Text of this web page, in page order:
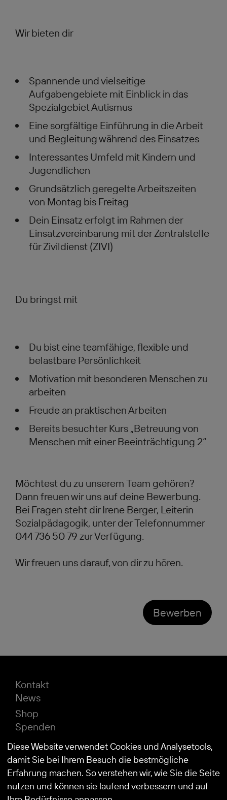
Wir bieten dir
Spannende und vielseitige
Aufgabengebiete mit Einblick in das
Spezialgebiet Autismus
Eine sorgfältige Einführung in die Arbeit
und Begleitung während des Einsatzes
Interessantes Umfeld mit Kindern und
Jugendlichen
Grundsätzlich geregelte Arbeitszeiten
von Montag bis Freitag
Dein Einsatz erfolgt im Rahmen der
Einsatzvereinbarung mit der Zentralstelle
für Zivildienst (ZIVI)
Du bringst mit
Du bist eine teamfähige, flexible und
belastbare Persönlichkeit
Motivation mit besonderen Menschen zu
arbeiten
Freude an praktischen Arbeiten
Bereits besuchter Kurs „Betreuung von
Menschen mit einer Beeinträchtigung 2“
Möchtest du zu unserem Team gehören?
Dann freuen wir uns auf deine Bewerbung.
Bei Fragen steht dir Irene Berger, Leiterin
Sozialpädagogik, unter der Telefonnummer
044 736 50 79 zur Verfügung.
Wir freuen uns darauf, von dir zu hören.
Bewerben
Kontakt
News
Shop
Spenden
Impressum
Datenschutz
Diese Website verwendet Cookies und Analysetools,
damit Sie bei Ihrem Besuch die bestmögliche
Erfahrung machen. So verstehen wir, wie Sie die Seite
nutzen und können sie laufend verbessern und auf